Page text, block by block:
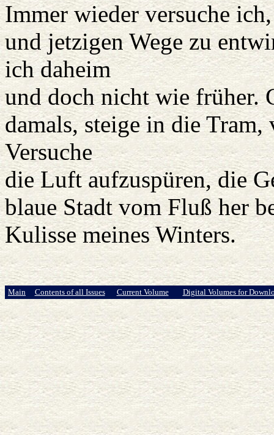
Immer wieder versuche
und jetzigen Wege zu
ich daheim
und doch nicht wie früher.
damals, steige in die
Versuche
die Luft aufzuspüren, die
blaue Stadt vom Fluß her
Kulisse meines Winters.
Main Contents of all Issues Current Volume Digital Volumes for